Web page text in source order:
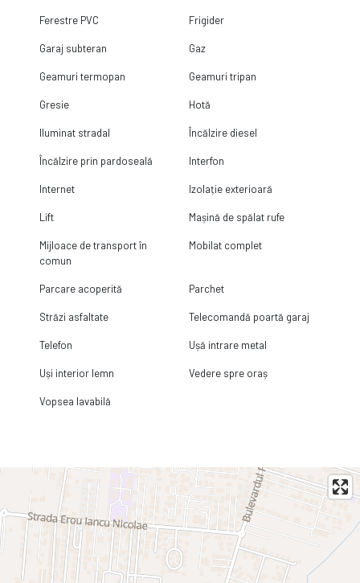
Ferestre PVC Frigider
Garaj subteran Gaz
Geamuri termopan Geamuri tripan
Gresie Hotă
Iluminat stradal Încălzire diesel
Încălzire prin pardoseală Interfon
Internet Izolație exterioară
Lift Mașină de spălat rufe
Mijloace de transport în
comun
Mobilat complet
Parcare acoperită Parchet
Străzi asfaltate Telecomandă poartă garaj
Telefon Ușă intrare metal
Uși interior lemn Vedere spre oraș
Vopsea lavabilă